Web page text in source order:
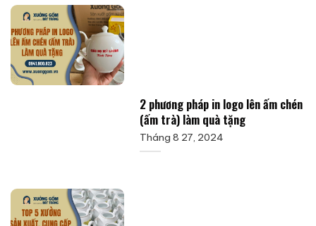
2 phương pháp in logo lên ấm chén
(ấm trà) làm quà tặng
Tháng 8 27, 2024